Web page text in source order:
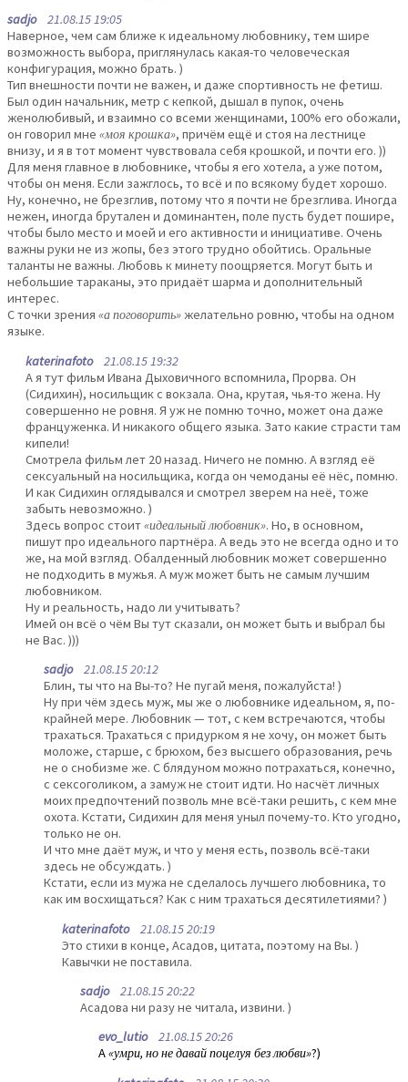
sadjo21.08.15 19:05
Наверное, чем сам ближе к идеальному любовнику, тем шире
возможность выбора, приглянулась какая-то человеческая
конфигурация, можно брать. )
Тип внешности почти не важен, и даже спортивность не фетиш.
Был один начальник, метр с кепкой, дышал в пупок, очень
женолюбивый, и взаимно со всеми женщинами, 100% его обожали,
он говорил мне «моя крошка», причём ещё и стоя на лестнице
внизу, и я в тот момент чувствовала себя крошкой, и почти его. ))
Для меня главное в любовнике, чтобы я его хотела, а уже потом,
чтобы он меня. Если зажглось, то всё и по всякому будет хорошо.
Ну, конечно, не брезглив, потому что я почти не брезглива. Иногда
нежен, иногда брутален и доминантен, поле пусть будет пошире,
чтобы было место и моей и его активности и инициативе. Очень
важны руки не из жопы, без этого трудно обойтись. Оральные
таланты не важны. Любовь к минету поощряется. Могут быть и
небольшие тараканы, это придаёт шарма и дополнительный
интерес.
С точки зрения «а поговорить» желательно ровню, чтобы на одном
языке.
katerinafoto21.08.15 19:32
А я тут фильм Ивана Дыховичного вспомнила, Прорва. Он
(Сидихин), носильщик с вокзала. Она, крутая, чья-то жена. Ну
совершенно не ровня. Я уж не помню точно, может она даже
француженка. И никакого общего языка. Зато какие страсти там
кипели!
Смотрела фильм лет 20 назад. Ничего не помню. А взгляд её
сексуальный на носильщика, когда он чемоданы её нёс, помню.
И как Сидихин оглядывался и смотрел зверем на неё, тоже
забыть невозможно. )
Здесь вопрос стоит«идеальный любовник». Но, в основном,
пишут про идеального партнёра. А ведь это не всегда одно и то
же, на мой взгляд. Обалденный любовник может совершенно
не подходить в мужья. А муж может быть не самым лучшим
любовником.
Ну и реальность, надо ли учитывать?
Имей он всё о чём Вы тут сказали, он может быть и выбрал бы
не Вас. )))
sadjo21.08.15 20:12
Блин, ты что на Вы-то? Не пугай меня, пожалуйста! )
Ну при чём здесь муж, мы же о любовнике идеальном, я, по-
крайней мере. Любовник — тот, с кем встречаются, чтобы
трахаться. Трахаться с придурком я не хочу, он может быть
моложе, старше, с брюхом, без высшего образования, речь
не о снобизме же. С блядуном можно потрахаться, конечно,
с сексоголиком, а замуж не стоит идти. Но насчёт личных
моих предпочтений позволь мне всё-таки решить, с кем мне
охота. Кстати, Сидихин для меня уныл почему-то. Кто угодно,
только не он.
И что мне даёт муж, и что у меня есть, позволь всё-таки
здесь не обсуждать. )
Кстати, если из мужа не сделалось лучшего любовника, то
как им восхищаться? Как с ним трахаться десятилетиями? )
katerinafoto21.08.15 20:19
Это стихи в конце, Асадов, цитата, поэтому на Вы. )
Кавычки не поставила.
sadjo21.08.15 20:22
Асадова ни разу не читала, извини. )
evo_lutio21.08.15 20:26
А«умри, но не давай поцелуя без любви»?)